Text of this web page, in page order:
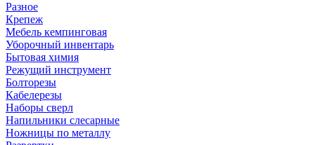
Разное
Крепеж
Мебель кемпинговая
Уборочный инвентарь
Бытовая химия
Режущий инструмент
Болторезы
Кабелерезы
Наборы сверл
Напильники слесарные
Ножницы по металлу